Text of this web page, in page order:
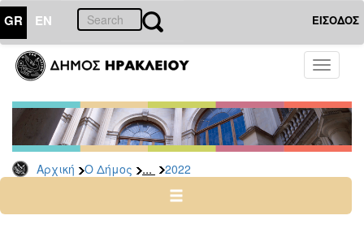
GR EN ΕΙΣΟΔΟΣ
Toggle
Αρχική Ο Δήμος ... 2022
ΔΗΜΟΣ
Δελτία
Τύπου
Αρχείο
2026
2024